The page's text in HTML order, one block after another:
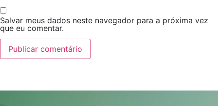
Salvar meus dados neste navegador para a próxima vez
que eu comentar.